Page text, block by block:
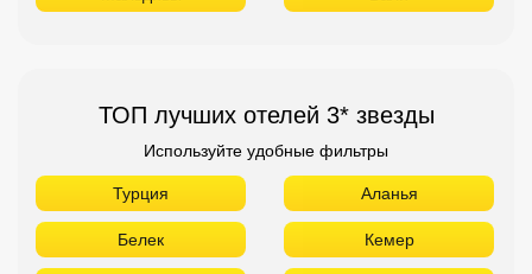
ТОП лучших отелей 3* звезды
Используйте удобные фильтры
Турция Аланья
Белек Кемер